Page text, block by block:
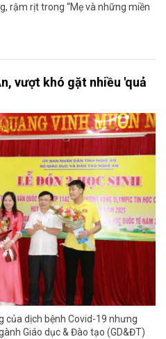
rậm rịt trong “Mẹ và những miền
vượt khó gặt nhiều 'quả
của dịch bệnh Covid-19 nhưng
Giáo dục & Đào tạo (GD&ĐT)